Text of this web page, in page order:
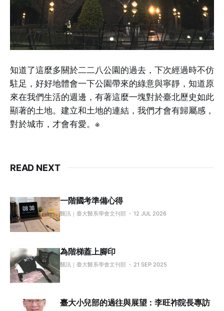
知道了這麼多關於二二八公園的過去，下次經過時不仿
駐足，好好地體會一下公園帶來的綠意與寧靜，知道原
來在我們生活的週邊，有著這麼一塊對於臺北歷史如此
顯著的土地。建立和土地的連結，我們才會有歸屬感，
對於城市，才會有愛。※
READ NEXT
一階國考準備心得
醫訊｜臺大醫系學會文刊部 12 JUL 2026
為階梯蓋上腳印
醫訊｜臺大醫系學會文刊部 21 SEP 2025
臺大小兒部的過往與展望：李旺祚院長專訪